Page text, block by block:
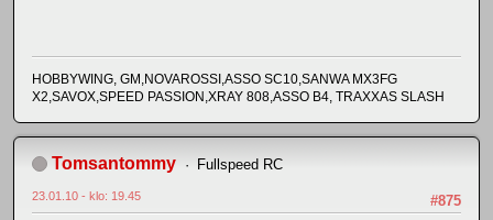
HOBBYWING, GM,NOVAROSSI,ASSO SC10,SANWA MX3FG
X2,SAVOX,SPEED PASSION,XRAY 808,ASSO B4, TRAXXAS SLASH
Tomsantommy Fullspeed RC
#875
23.01.10 - klo: 19.45